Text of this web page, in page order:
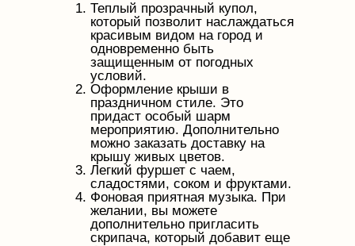
Теплый прозрачный купол,
который позволит наслаждаться
красивым видом на город и
одновременно быть
защищенным от погодных
условий.
Оформление крыши в
праздничном стиле. Это
придаст особый шарм
мероприятию. Дополнительно
можно заказать доставку на
крышу живых цветов.
Легкий фуршет с чаем,
сладостями, соком и фруктами.
Фоновая приятная музыка. При
желании, вы можете
дополнительно пригласить
скрипача, который добавит еще